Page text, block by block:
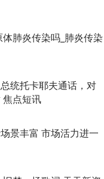
肺炎传染吗_肺炎传染
统托卡耶夫通话，对
焦点短讯
景丰富 市场活力进一